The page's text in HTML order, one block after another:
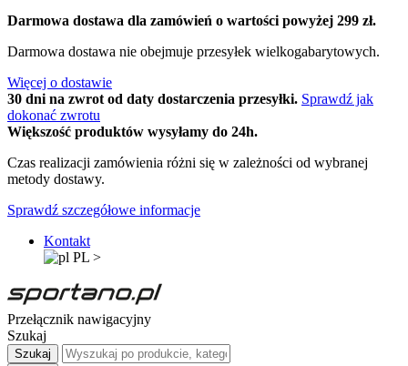
Darmowa dostawa dla zamówień o wartości powyżej 299 zł.
Darmowa dostawa nie obejmuje przesyłek wielkogabarytowych.
Więcej o dostawie
30 dni na zwrot od daty dostarczenia przesyłki. Sprawdź jak
dokonać zwrotu
Większość produktów wysyłamy do 24h.
Czas realizacji zamówienia różni się w zależności od wybranej
metody dostawy.
Sprawdź szczegółowe informacje
Kontakt
PL >
Przełącznik nawigacyjny
Szukaj
Szukaj